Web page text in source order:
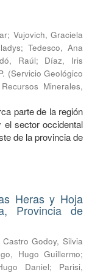
; Vujovich, Graciela
; Tedesco, Ana
Raúl; Díaz, Iris
(Servicio Geológico
Minerales,
parte de la región
el sector occidental
de la provincia de
Heras y Hoja
Provincia de
Castro Godoy, Silvia
Hugo Guillermo;
Daniel; Parisi,